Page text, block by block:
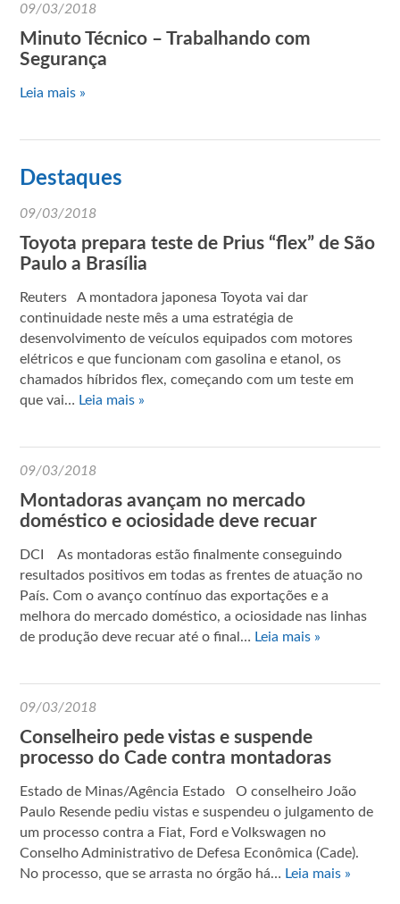
09/03/2018
Minuto Técnico – Trabalhando com
Segurança
Leia mais »
Destaques
09/03/2018
Toyota prepara teste de Prius “flex” de São
Paulo a Brasília
Reuters A montadora japonesa Toyota vai dar
continuidade neste mês a uma estratégia de
desenvolvimento de veículos equipados com motores
elétricos e que funcionam com gasolina e etanol, os
chamados híbridos flex, começando com um teste em
que vai… Leia mais »
09/03/2018
Montadoras avançam no mercado
doméstico e ociosidade deve recuar
DCI As montadoras estão finalmente conseguindo
resultados positivos em todas as frentes de atuação no
País. Com o avanço contínuo das exportações e a
melhora do mercado doméstico, a ociosidade nas linhas
de produção deve recuar até o final… Leia mais »
09/03/2018
Conselheiro pede vistas e suspende
processo do Cade contra montadoras
Estado de Minas/Agência Estado O conselheiro João
Paulo Resende pediu vistas e suspendeu o julgamento de
um processo contra a Fiat, Ford e Volkswagen no
Conselho Administrativo de Defesa Econômica (Cade).
No processo, que se arrasta no órgão há… Leia mais »